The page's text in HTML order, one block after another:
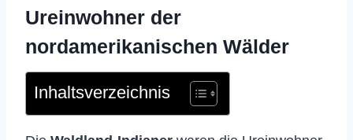
Ureinwohner der
nordamerikanischen Wälder
Inhaltsverzeichnis